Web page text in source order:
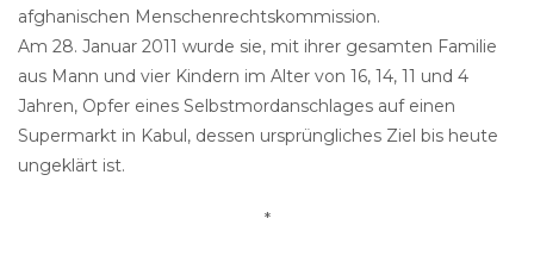
afghanischen Menschenrechtskommission.
Am 28. Januar 2011 wurde sie, mit ihrer gesamten Familie
aus Mann und vier Kindern im Alter von 16, 14, 11 und 4
Jahren, Opfer eines Selbstmordanschlages auf einen
Supermarkt in Kabul, dessen ursprüngliches Ziel bis heute
ungeklärt ist.
*